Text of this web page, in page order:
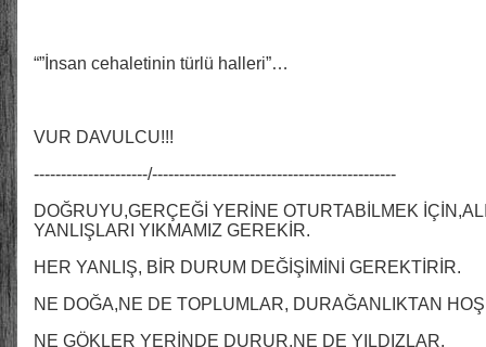
“”İnsan cehaletinin türlü halleri”…
VUR DAVULCU!!!
---------------------/---------------------------------------------
DOĞRUYU,GERÇEĞİ YERİNE OTURTABİLMEK
YANLIŞLARI YIKMAMIZ GEREKİR.
HER YANLIŞ, BİR DURUM DEĞİŞİMİNİ GEREKTİRİR.
NE DOĞA,NE DE TOPLUMLAR, DURAĞANLIKTAN
NE GÖKLER YERİNDE DURUR,NE DE YILDIZLAR.